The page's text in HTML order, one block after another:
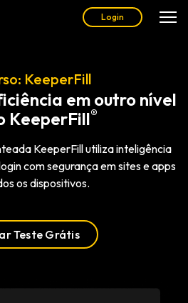
Login
KeeperFill
em outro nível
KeeperFill®
KeeperFill utiliza inteligência
com segurança em sites e apps
os dispositivos.
Teste Grátis